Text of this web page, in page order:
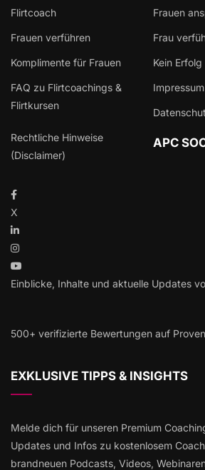
Flirtcoach Frauen
Frauen verführen Frau
Komplimente für Frauen Kein
FAQ zu Flirtcoachings &
Flirtkursen
Impressum
Rechtliche Hinweise
(Disclaimer)
APC
X
Einblicke, Inhalte und aktuelle Updates
500+ verifizierte Bewertungen auf
EXKLUSIVE TIPPS & INSIGHTS
Melde dich für unseren Premium
Updates und Infos zu kostenlosem
brandneuen Podcasts, Videos,